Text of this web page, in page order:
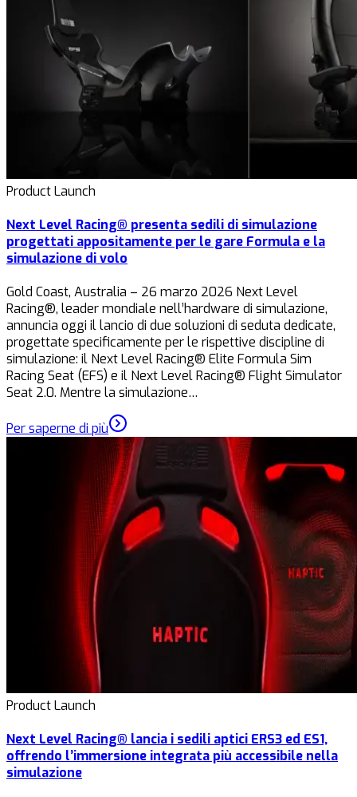
Product Launch
Next Level Racing® presenta sedili di simulazione
progettati appositamente per le gare Formula e la
simulazione di volo
Gold Coast, Australia – 26 marzo 2026 Next Level
Racing®, leader mondiale nell’hardware di simulazione,
annuncia oggi il lancio di due soluzioni di seduta dedicate,
progettate specificamente per le rispettive discipline di
simulazione: il Next Level Racing® Elite Formula Sim
Racing Seat (EFS) e il Next Level Racing® Flight Simulator
Seat 2.0. Mentre la simulazione…
Per saperne di più
Product Launch
Next Level Racing® lancia i sedili aptici ERS3 ed ES1,
offrendo l’immersione integrata più accessibile nella
simulazione